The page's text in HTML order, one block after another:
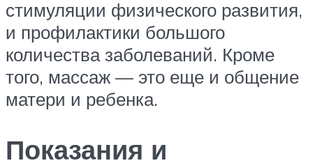
стимуляции физического развития,
и профилактики большого
количества заболеваний. Кроме
того, массаж — это еще и общение
матери и ребенка.
Показания и